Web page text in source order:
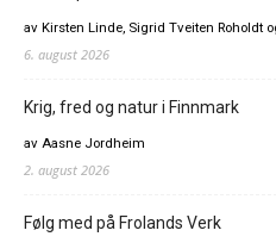
av Kirsten Linde, Sigrid Tveiten Roholdt
6. august 2026
Krig, fred og natur i Finnmark
av Aasne Jordheim
2. august 2026
Følg med på Frolands Verk